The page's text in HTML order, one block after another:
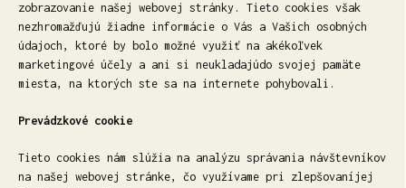
zobrazovanie našej webovej stránky. Tieto cookies však
nezhromažďujú žiadne informácie o Vás a Vašich osobných
údajoch, ktoré by bolo možné využiť na akékoľvek
marketingové účely a ani si neukladajúdo svojej pamäte
miesta, na ktorých ste sa na internete pohybovali.
Prevádzkové cookie
Tieto cookies nám slúžia na analýzu správania návštevníkov
na našej webovej stránke, čo využívame pri zlepšovaníjej